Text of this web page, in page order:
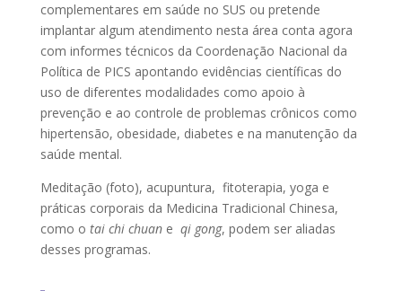
complementares em saúde no SUS ou pretende
implantar algum atendimento nesta área conta agora
com informes técnicos da Coordenação Nacional da
Política de PICS apontando evidências científicas do
uso de diferentes modalidades como apoio à
prevenção e ao controle de problemas crônicos como
hipertensão, obesidade, diabetes e na manutenção da
saúde mental.
Meditação (foto), acupuntura, fitoterapia, yoga e
práticas corporais da Medicina Tradicional Chinesa,
como o tai chi chuane qi gong, podem ser aliadas
desses programas.